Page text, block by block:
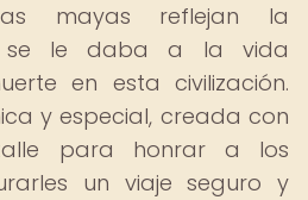
mayas reflejan la
se le daba a la vida
en esta civilización.
y especial, creada con
para honrar a los
un viaje seguro y